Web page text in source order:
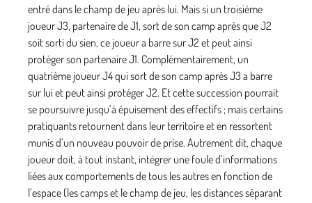
entré dans le champ de jeu après lui. Mais si un troisième
joueur J3, partenaire de J1, sort de son camp après que J2
soit sorti du sien, ce joueur a barre sur J2 et peut ainsi
protéger son partenaire J1. Complémentairement, un
quatrième joueur J4 qui sort de son camp après J3 a barre
sur lui et peut ainsi protéger J2. Et cette succession pourrait
se poursuivre jusqu’à épuisement des effectifs ; mais certains
pratiquants retournent dans leur territoire et en ressortent
munis d’un nouveau pouvoir de prise. Autrement dit, chaque
joueur doit, à tout instant, intégrer une foule d’informations
liées aux comportements de tous les autres en fonction de
l’espace (les camps et le champ de jeu, les distances séparant